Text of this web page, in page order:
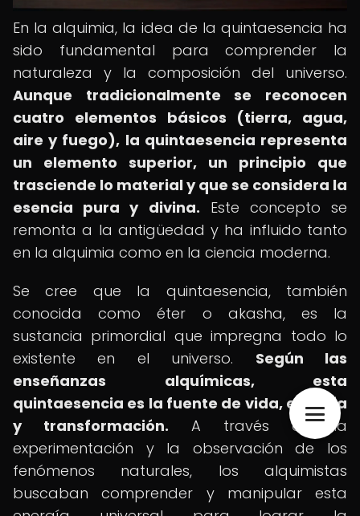
En la alquimia, la idea de la quintaesencia ha
sido fundamental para comprender la
naturaleza y la composición del universo.
Aunque tradicionalmente se reconocen
cuatro elementos básicos (tierra, agua,
aire y fuego), la quintaesencia representa
un elemento superior, un principio que
trasciende lo material y que se considera la
esencia pura y divina. Este concepto se
remonta a la antigüedad y ha influido tanto
en la alquimia como en la ciencia moderna.
Se cree que la quintaesencia, también
conocida como éter o akasha, es la
sustancia primordial que impregna todo lo
existente en el universo. Según las
enseñanzas alquímicas, esta
quintaesencia es la fuente de vida, energía
y transformación. A través de la
experimentación y la observación de los
fenómenos naturales, los alquimistas
buscaban comprender y manipular esta